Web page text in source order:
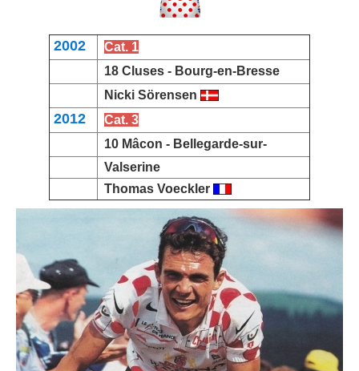
2002
Cat. 1
18 Cluses - Bourg-en-Bresse
Nicki Sörensen
2012
Cat. 3
10 Mâcon - Bellegarde-sur-
Valserine
Thomas Voeckler